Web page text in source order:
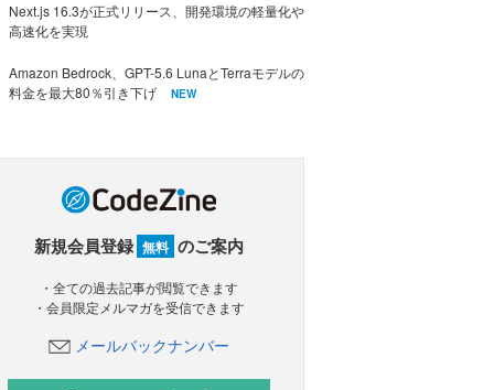
Next.js 16.3が正式リリース、開発環境の軽量化や
高速化を実現
Amazon Bedrock、GPT-5.6 LunaとTerraモデルの
料金を最大80％引き下げ
NEW
新規会員登録 無料 のご案内
・全ての過去記事が閲覧できます
・会員限定メルマガを受信できます
メールバックナンバー